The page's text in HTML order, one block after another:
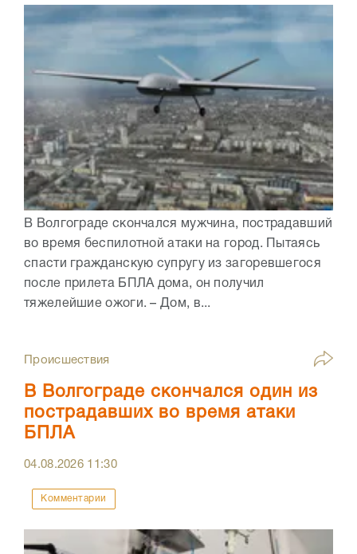
В Волгограде скончался мужчина, пострадавший
во время беспилотной атаки на город. Пытаясь
спасти гражданскую супругу из загоревшегося
после прилета БПЛА дома, он получил
тяжелейшие ожоги. – Дом, в...
Происшествия
В Волгограде скончался один из
пострадавших во время атаки
БПЛА
04.08.2026 11:30
Комментарии